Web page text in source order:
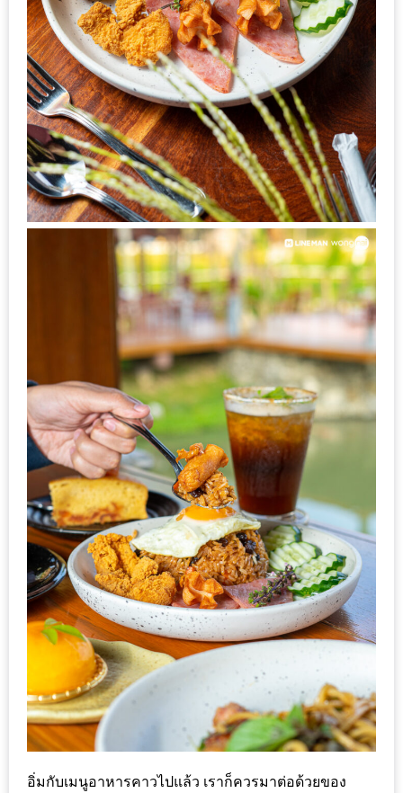
INSTAGRAM
รวม
โปร
โม
ชั่
นวัน
แม่
แห่ง
ชาติ
2557
ร้าน
กระทะ
เชียงใหม่
TOP30
ราคา
ไม่
เกิน
200
บาท
รีวิว
ดี
กับ
วงใน
แจก
ฟรี
LINE
GIFTCODE!
อิ่มกับเมนูอาหารคาวไปแล้ว เราก็ควรมาต่อด้วยของ